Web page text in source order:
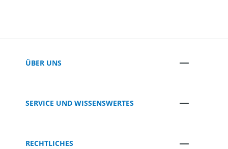
ÜBER UNS
SERVICE UND WISSENSWERTES
RECHTLICHES